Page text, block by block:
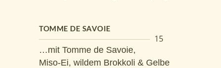
TOMME DE SAVOIE
15
…mit Tomme de Savoie,
Miso-Ei, wildem Brokkoli & Gelbe